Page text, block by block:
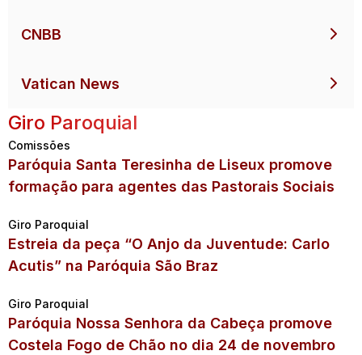
CNBB
Vatican News
Giro Paroquial
Comissões
Paróquia Santa Teresinha de Liseux promove
formação para agentes das Pastorais Sociais
Giro Paroquial
Estreia da peça “O Anjo da Juventude: Carlo
Acutis” na Paróquia São Braz
Giro Paroquial
Paróquia Nossa Senhora da Cabeça promove
Costela Fogo de Chão no dia 24 de novembro